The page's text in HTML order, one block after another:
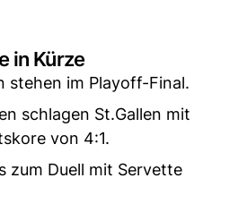
in Kürze
stehen im Playoff-Final.
schlagen St.Gallen mit
von 4:1.
zum Duell mit Servette